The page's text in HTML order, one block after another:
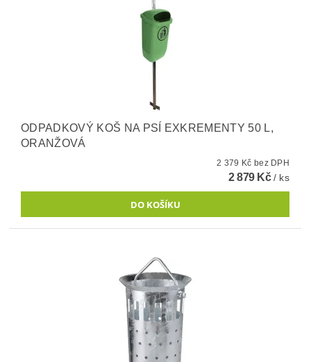
ODPADKOVÝ KOŠ NA PSÍ EXKREMENTY 50 L,
ORANŽOVÁ
2 379 Kč bez DPH
2 879 Kč/ ks